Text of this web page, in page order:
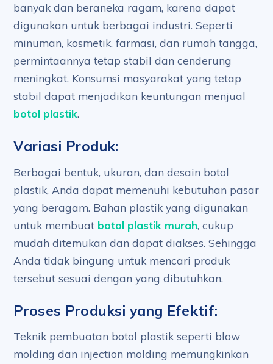
banyak dan beraneka ragam, karena dapat
digunakan untuk berbagai industri. Seperti
minuman, kosmetik, farmasi, dan rumah tangga,
permintaannya tetap stabil dan cenderung
meningkat. Konsumsi masyarakat yang tetap
stabil dapat menjadikan keuntungan menjual
botol plastik.
Variasi Produk:
Berbagai bentuk, ukuran, dan desain botol
plastik, Anda dapat memenuhi kebutuhan pasar
yang beragam. Bahan plastik yang digunakan
untuk membuat botol plastik murah, cukup
mudah ditemukan dan dapat diakses. Sehingga
Anda tidak bingung untuk mencari produk
tersebut sesuai dengan yang dibutuhkan.
Proses Produksi yang Efektif:
Teknik pembuatan botol plastik seperti blow
molding dan injection molding memungkinkan